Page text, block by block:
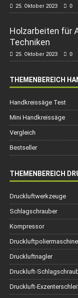
25. Oktober 2023 0
Holzarbeiten für
Techniken
25. Oktober 2023 0
THEMENBEREICH
Handkreissäge Test
Mini Handkreissäge
Vergleich
Bestseller
THEMENBEREICH
Druckluftwerkzeuge
Schlagschrauber
Kompressor
Druckluftpoliermaschine
Druckluftnagler
Druckluft-
Druckluft-